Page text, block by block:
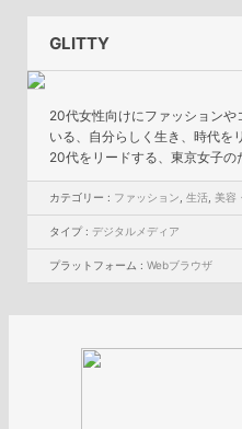
GLITTY
20代女性向けにファッション
いる、⾃分らしく⽣き、時代を
20代をリードする、東京女子の
カテゴリー : ファッション ,生活 美容
タイプ : デジタルメディア
プラットフォーム :Webブラウザ